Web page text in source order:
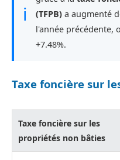
ℹ
(TFPB) a augmenté
l'année précédente,
+7.48%.
Taxe foncière sur
Taxe foncière sur les
propriétés non bâties